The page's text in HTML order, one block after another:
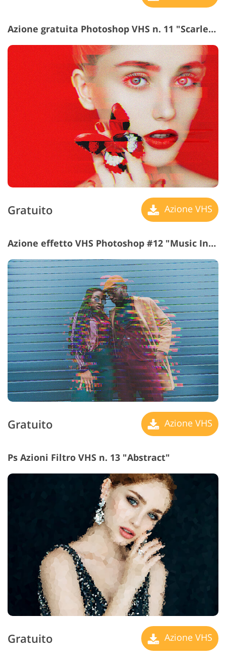
Azione gratuita Photoshop VHS n. 11 "Scarlet Queen"
Gratuito Azione VHS
Azione effetto VHS Photoshop #12 "Music Inside"
Gratuito Azione VHS
Ps Azioni Filtro VHS n. 13 "Abstract"
Gratuito Azione VHS